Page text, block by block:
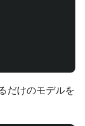
だけのモデルを